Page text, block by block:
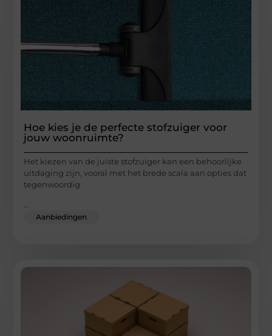
Hoe kies je de perfecte stofzuiger voor
jouw woonruimte?
Het kiezen van de juiste stofzuiger kan een behoorlijke
uitdaging zijn, vooral met het brede scala aan opties dat
tegenwoordig
Aanbiedingen